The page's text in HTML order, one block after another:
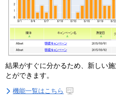
結果がすぐに分かるため、新しい
とができます。
機能一覧はこちら